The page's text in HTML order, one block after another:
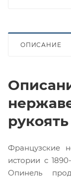
ОПИСАНИЕ
Французские
истории с
Опинель